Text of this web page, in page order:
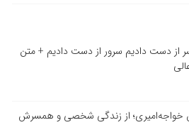
دست دادیم سرور از دست دادیم + متن
از زندگی شخصی و همسرش